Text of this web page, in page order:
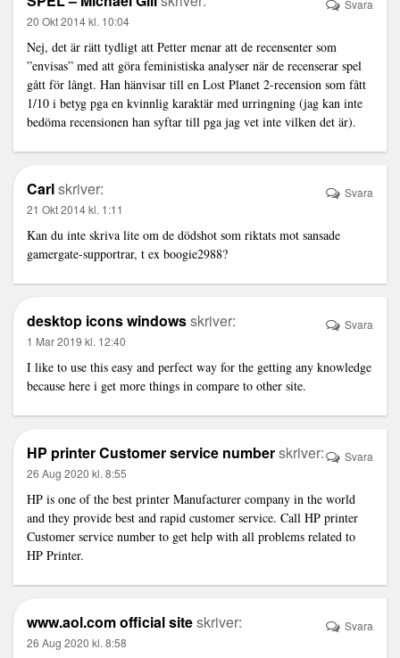
20 Okt 2014 kl. 10:04
Nej, det är rätt tydligt att Petter menar att de recensenter som
”envisas” med att göra feministiska analyser när de recenserar spel
gått för långt. Han hänvisar till en Lost Planet 2-recension som fått
1/10 i betyg pga en kvinnlig karaktär med urringning (jag kan inte
bedöma recensionen han syftar till pga jag vet inte vilken det är).
Svara
Carlskriver:
21 Okt 2014 kl. 1:11
Kan du inte skriva lite om de dödshot som riktats mot sansade
gamergate-supportrar, t ex boogie2988?
Svara
desktop icons windowsskriver:
1 Mar 2019 kl. 12:40
I like to use this easy and perfect way for the getting any knowledge
because here i get more things in compare to other site.
Svara
HP printer Customer service numberskriver:
26 Aug 2020 kl. 8:55
HP is one of the best printer Manufacturer company in the world
and they provide best and rapid customer service. Call HP printer
Customer service number to get help with all problems related to
HP Printer.
Svara
www.aol.com official siteskriver:
26 Aug 2020 kl. 8:58
Svara